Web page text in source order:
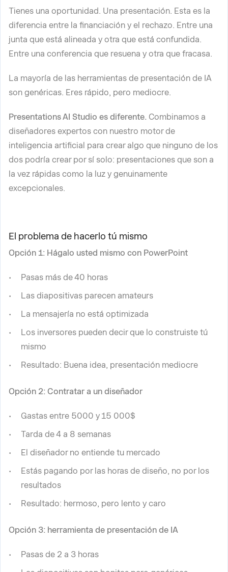
Tienes una oportunidad. Una presentación. Esta es la
diferencia entre la financiación y el rechazo. Entre una
junta que está alineada y otra que está confundida.
Entre una conferencia que resuena y otra que fracasa.
La mayoría de las herramientas de presentación de IA
son genéricas. Eres rápido, pero mediocre.
Presentations AI Studio es diferente. Combinamos a
diseñadores expertos con nuestro motor de
inteligencia artificial para crear algo que ninguno de los
dos podría crear por sí solo: presentaciones que son a
la vez rápidas como la luz y genuinamente
excepcionales.
El problema de hacerlo tú mismo
Opción 1: Hágalo usted mismo con PowerPoint
Pasas más de 40 horas
Las diapositivas parecen amateurs
La mensajería no está optimizada
Los inversores pueden decir que lo construiste tú
mismo
Resultado: Buena idea, presentación mediocre
Opción 2: Contratar a un diseñador
Gastas entre 5000 y 15 000$
Tarda de 4 a 8 semanas
El diseñador no entiende tu mercado
Estás pagando por las horas de diseño, no por los
resultados
Resultado: hermoso, pero lento y caro
Opción 3: herramienta de presentación de IA
Pasas de 2 a 3 horas